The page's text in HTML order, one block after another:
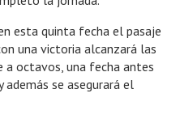
esta quinta fecha el pasaje
una victoria alcanzará las
a octavos, una fecha antes
además se asegurará el